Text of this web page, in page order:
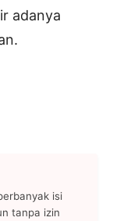
adanya
isi
tanpa izin